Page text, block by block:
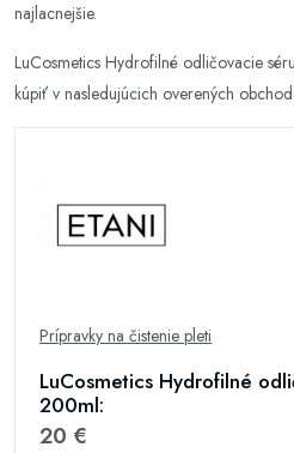
najlacnejšie.
LuCosmetics Hydrofilné odličovacie
kúpiť v nasledujúcich overených
Prípravky na čistenie pleti
LuCosmetics Hydrofilné
200ml:
20 €